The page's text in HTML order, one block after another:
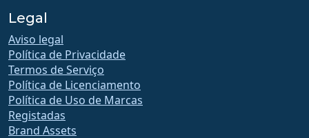
Legal
Aviso legal
Política de Privacidade
Termos de Serviço
Política de Licenciamento
Política de Uso de Marcas
Registadas
Brand Assets